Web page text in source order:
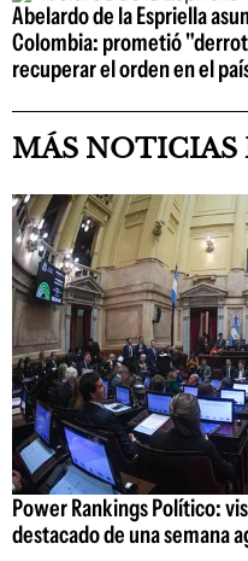
Abelardo de la Espriella
Colombia: prometió
recuperar el orden en el
MÁS NOTICIAS
Power Rankings Político:
destacado de una semana